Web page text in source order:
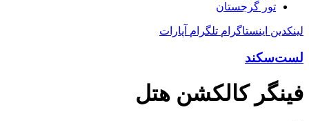
تور گرجستان
لینکدین اینستاگرام تلگرام آپارات
لست‌سکند
فینگر کالکشن هتل